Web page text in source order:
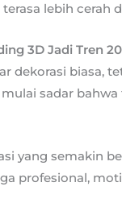
lebih cerah
3D Jadi Tren
dekorasi biasa,
sadar
yang semakin
profesional,